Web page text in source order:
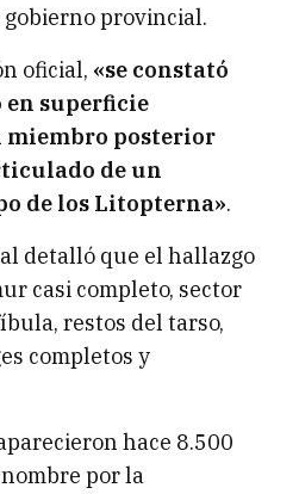
gobierno provincial.
oficial, «se constató
en superficie
miembro posterior
de un
de los Litopterna».
detalló que el hallazgo
casi completo, sector
restos del tarso,
completos y
hace 8.500
por la